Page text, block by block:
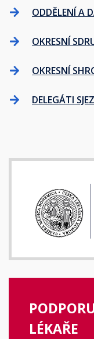
ODDĚLENÍ A
OKRESNÍ
OKRESNÍ
DELEGÁTI
LÉKAŘE